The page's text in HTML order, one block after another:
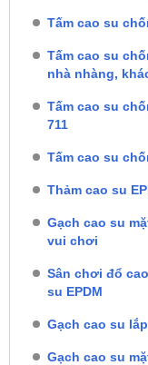
Tấm cao su
Tấm cao su
nhà nhàng,
Tấm cao su
711
Tấm cao su
Thảm cao su
Gạch cao su
vui chơi
Sân chơi đổ
su EPDM
Gạch cao su
Gạch cao su